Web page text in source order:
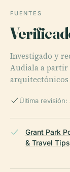
FUENTES
Investigado y
Audiala a
Última
Grant Park
& Travel